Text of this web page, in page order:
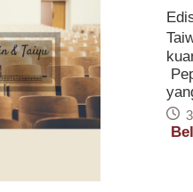
Taiwan
mandor